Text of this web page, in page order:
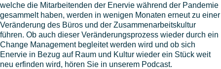
welche die Mitarbeitenden der Enervie während der Pandemie
gesammelt haben, werden in wenigen Monaten erneut zu einer
Veränderung des Büros und der Zusammenarbeitskultur
führen. Ob auch dieser Veränderungsprozess wieder durch ein
Change Management begleitet werden wird und ob sich
Enervie in Bezug auf Raum und Kultur wieder ein Stück weit
neu erfinden wird, hören Sie in unserem Podcast.